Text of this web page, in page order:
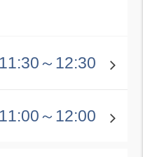
11:30～12:30
11:00～12:00